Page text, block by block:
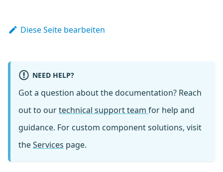
Diese Seite bearbeiten
NEED HELP?
Got a question about the documentation? Reach
out to ourtechnical support team for help and
guidance. For custom component solutions, visit
theServices page.